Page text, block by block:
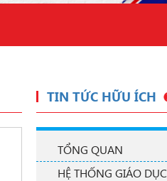
TIN TỨC HỮU ÍCH
TỔNG QUAN
HỆ THỐNG GIÁO DỤC